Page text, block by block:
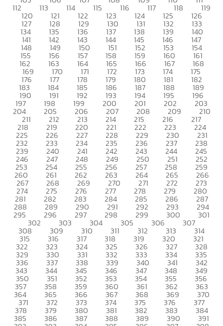
112 113 114 115 116 117 118 119
120 121 122 123 124 125 126
127 128 129 130 131 132 133
134 135 136 137 138 139 140
141 142 143 144 145 146 147
148 149 150 151 152 153 154
155 156 157 158 159 160 161
162 163 164 165 166 167 168
169 170 171 172 173 174 175
176 177 178 179 180 181 182
183 184 185 186 187 188 189
190 191 192 193 194 195 196
197 198 199 200 201 202 203
204 205 206 207 208 209 210
211 212 213 214 215 216 217
218 219 220 221 222 223 224
225 226 227 228 229 230 231
232 233 234 235 236 237 238
239 240 241 242 243 244 245
246 247 248 249 250 251 252
253 254 255 256 257 258 259
260 261 262 263 264 265 266
267 268 269 270 271 272 273
274 275 276 277 278 279 280
281 282 283 284 285 286 287
288 289 290 291 292 293 294
295 296 297 298 299 300 301
302 303 304 305 306 307
308 309 310 311 312 313 314
315 316 317 318 319 320 321
322 323 324 325 326 327 328
329 330 331 332 333 334 335
336 337 338 339 340 341 342
343 344 345 346 347 348 349
350 351 352 353 354 355 356
357 358 359 360 361 362 363
364 365 366 367 368 369 370
371 372 373 374 375 376 377
378 379 380 381 382 383 384
385 386 387 388 389 390 391